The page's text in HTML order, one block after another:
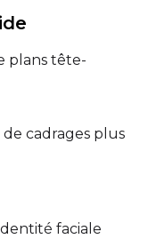
Steps
plans tête-
cadrages plus
faciale